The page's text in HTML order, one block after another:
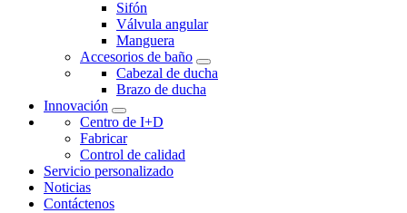
Sifón
Válvula angular
Manguera
Accesorios de baño
Cabezal de ducha
Brazo de ducha
Innovación
Centro de I+D
Fabricar
Control de calidad
Servicio personalizado
Noticias
Contáctenos